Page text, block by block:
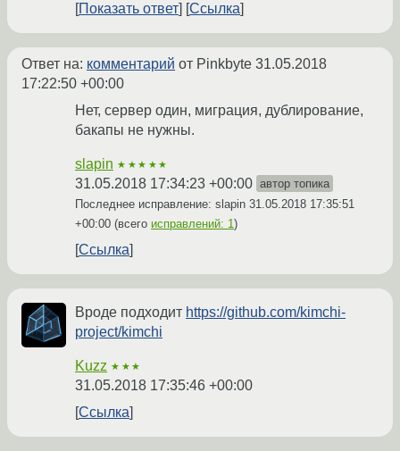
Показать ответ
Ссылка
Ответ на: комментарий от Pinkbyte 31.05.2018
17:22:50 +00:00
Нет, сервер один, миграция, дублирование,
бакапы не нужны.
slapin ★★★★★
31.05.2018 17:34:23 +00:00 автор топика
Последнее исправление: slapin 31.05.2018 17:35:51
+00:00 (всего исправлений: 1)
Ссылка
Вроде подходит https://github.com/kimchi-
project/kimchi
Kuzz ★★★
31.05.2018 17:35:46 +00:00
Ссылка